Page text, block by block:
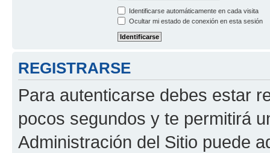
Identificarse automáticamente en cada visita
Ocultar mi estado de conexión en esta sesión
REGISTRARSE
Para autenticarse debes estar
pocos segundos y te permitirá
Administración del Sitio puede